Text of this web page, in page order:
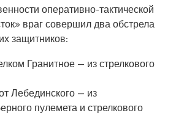
оперативно-тактической
враг совершил два обстрела
защитников:
Гранитное — из стрелкового
Лебединского — из
пулемета и стрелкового